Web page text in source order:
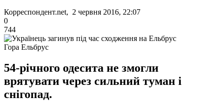
Корреспондент.net, 2 червня 2016, 22:07
0
744
Гора Ельбрус
54-річного одесита не змогли
врятувати через сильний туман і
снігопад.